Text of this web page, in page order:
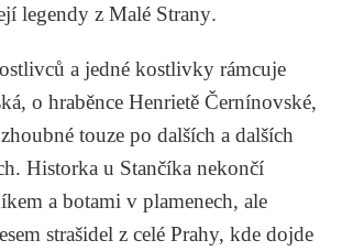
legendy z Malé Strany.
a jedné kostlivky rámcuje
o hraběnce Henrietě Černínovské,
touze po dalších a dalších
Historka u Stančíka nekončí
a botami v plamenech, ale
strašidel z celé Prahy, kde dojde